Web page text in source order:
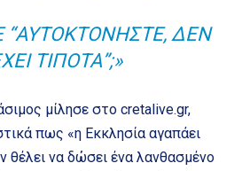
“ΑΥΤΟΚΤΟΝΉΣΤΕ, ΔΕΝ
ΤΊΠΟΤΑ”;»
μίλησε στο cretalive.gr,
πως «η Εκκλησία αγαπάει
θέλει να δώσει ένα λανθασμένο